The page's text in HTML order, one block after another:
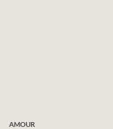
AMOUR